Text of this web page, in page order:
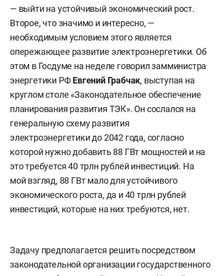
— выйти на устойчивый экономический рост.
Второе, что значимо и интересно, —
необходимым условием этого является
опережающее развитие электроэнергетики. Об
этом в Госдуме на неделе говорил замминистра
энергетики РФЕвгений Грабчак, выступая на
круглом столе «Законодательное обеспечение
планирования развития ТЭК». Он сослался на
генеральную схему развития
электроэнергетики до 2042 года, согласно
которой нужно добавить 88 ГВт мощностей и на
это требуется 40 трлн рублей инвестиций. На
мой взгляд, 88 ГВт мало для устойчивого
экономического роста, да и 40 трлн рублей
инвестиций, которые на них требуются, нет.
Задачу предполагается решить посредством
законодательной организации государственного